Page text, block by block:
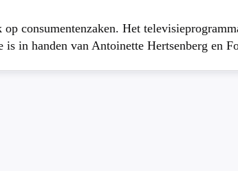
consumentenzaken. Het
in handen van Antoinette Hertsenberg en